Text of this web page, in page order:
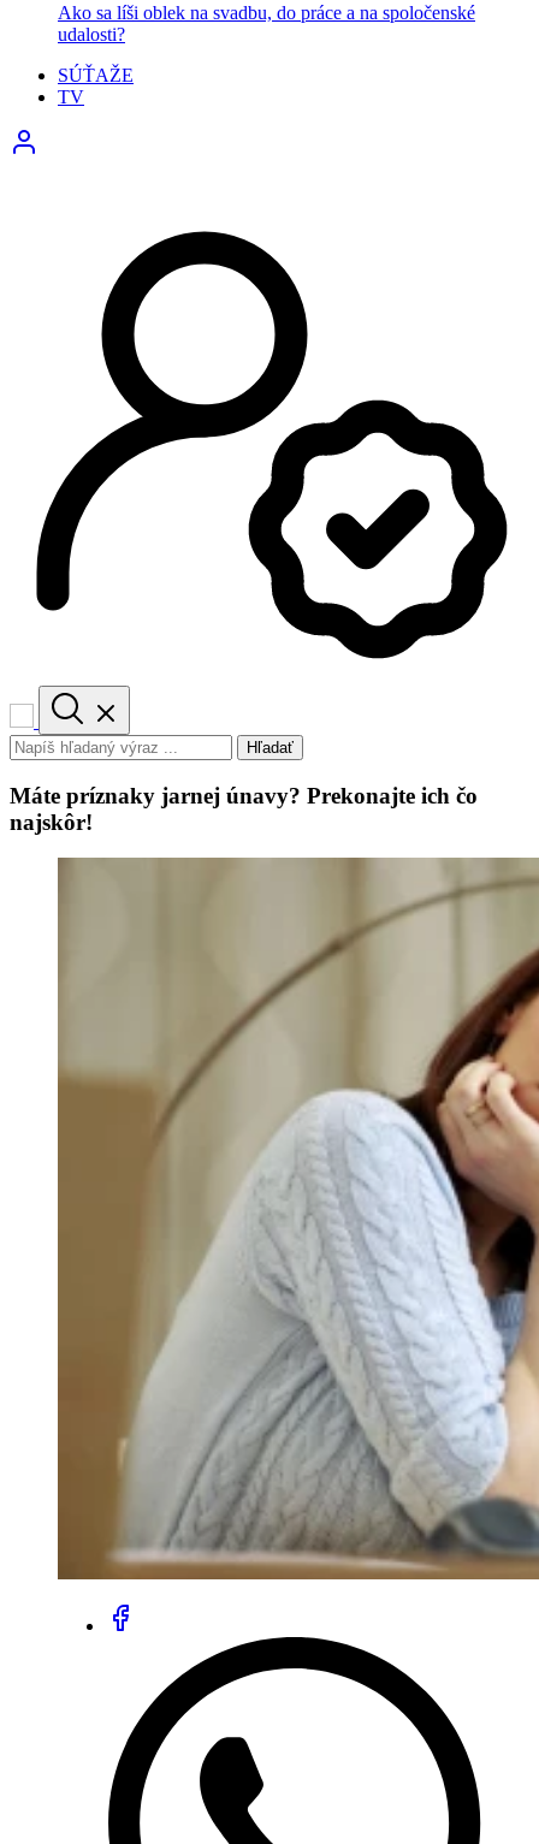
Ako sa líši oblek na svadbu, do práce a na spoločenské
udalosti?
SÚŤAŽE
TV
Hľadať
Máte príznaky jarnej únavy? Prekonajte ich čo
najskôr!